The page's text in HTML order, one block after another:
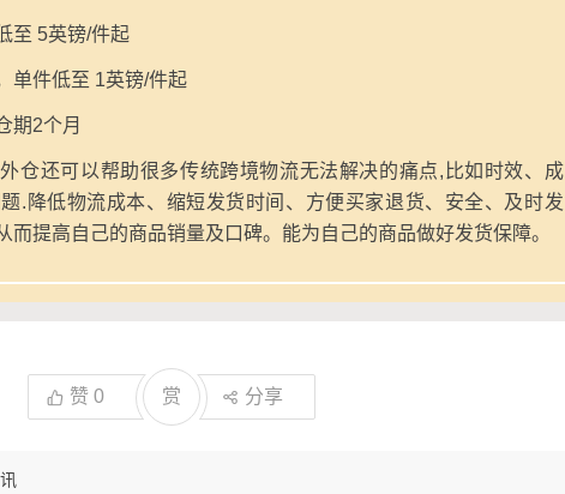
至 5英镑/件起
单件低至 1英镑/件起
期2个月
仓还可以帮助很多传统跨境物流无法解决的痛点,比如时效、成
.降低物流成本、缩短发货时间、方便买家退货、安全、及时发
而提高自己的商品销量及口碑。能为自己的商品做好发货保障。
赞 0 赏 分享